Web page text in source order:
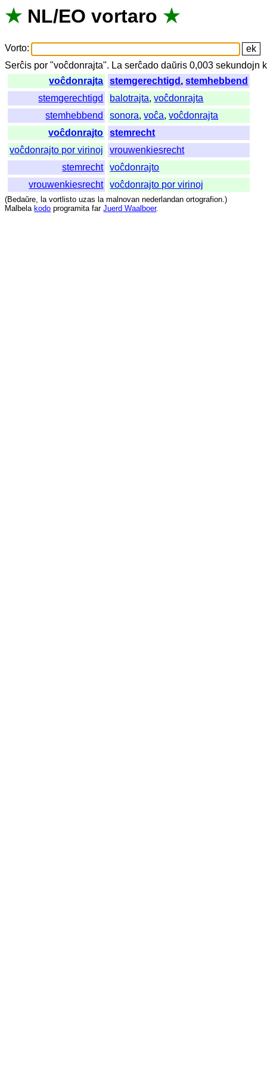
★ NL/EO vortaro ★
Vorto:
Serĉis por "voĉdonrajta". La serĉado daŭris 0,003sekundojn
voĉdonrajta
stemgerechtigd ,stemhebbend
stemgerechtigd
balotrajta,voĉdonrajta
stemhebbend
sonora,voĉa,voĉdonrajta
voĉdonrajto
stemrecht
voĉdonrajto por virinoj
vrouwenkiesrecht
stemrecht
voĉdonrajto
vrouwenkiesrecht
voĉdonrajto por virinoj
(Bedaŭre, la vortlisto uzas la malnovan nederlandan ortografion.)
Malbela kodo programita far Juerd Waalboer.